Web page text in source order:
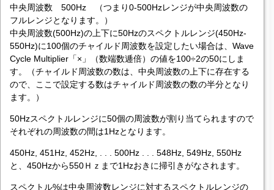
中央周波数 500Hz （つまり0-500Hzレンジが中央周波数の
フルレンジとなります。）
中央周波数(500Hz)の上下に50Hzのスペクトルレンジ(450Hz-
550Hz)に100個のチャイルド周波数を設定したい場合は、Wave
Cycle Multiplier「×」（数端数逓倍）の値を100÷2の50にしま
す。（チャイルド周波数の数は、中央周波数の上下に存在する
ので、ここで設定する数はチャイルド周波数の数の半分となり
ます。）
50Hzスペクトルレンジに50個の周波数が割り当てられますので
それぞれの周波数の間は1Hzとなります。
450Hz, 451Hz, 452Hz, . . . 500Hz . . . 548Hz, 549Hz, 550Hz
と、450Hzから550Ｈｚまで1Hzおきに掃引きがなされます。
スペクトル%は中央周波数レンジに対するスペクトルレンジの